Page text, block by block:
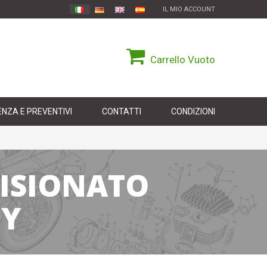
IL MIO ACCOUNT
Carrello Vuoto
E PREVENTIVI CONTATTI CONDIZIONI